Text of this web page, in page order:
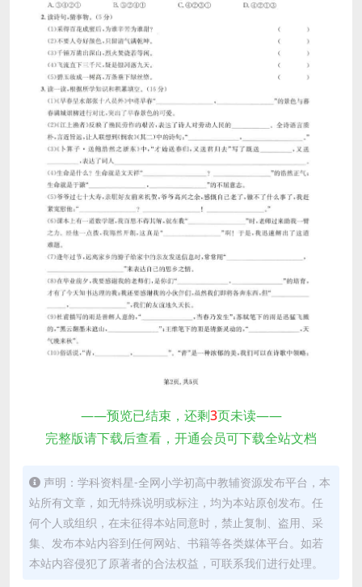
——预览已结束，还剩3页未读——
完整版请下载后查看，开通会员可下载全站文档
声明：学科资料星-全网小学初高中教辅资源发布平台，本
站所有文章，如无特殊说明或标注，均为本站原创发布。任
何个人或组织，在未征得本站同意时，禁止复制、盗用、采
集、发布本站内容到任何网站、书籍等各类媒体平台。如若
本站内容侵犯了原著者的合法权益，可联系我们进行处理。